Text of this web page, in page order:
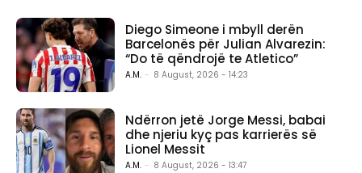
Diego Simeone i mbyll derën
Barcelonës për Julian Alvarezin:
“Do të qëndrojë te Atletico”
A.M. - 8 August, 2026 - 14:23
Ndërron jetë Jorge Messi, babai
dhe njeriu kyç pas karrierës së
Lionel Messit
A.M. - 8 August, 2026 - 13:47